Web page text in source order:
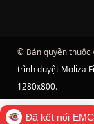
© Bản quyền thuộc
trình duyệt Moliza
1280x800.
Đã kết nối EMC